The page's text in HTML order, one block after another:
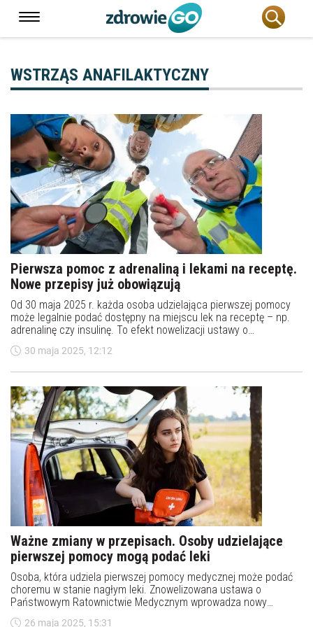
WSTRZĄS ANAFILAKTYCZNY
Pierwsza pomoc z adrenaliną i lekami na receptę.
Nowe przepisy już obowiązują
Od 30 maja 2025 r. każda osoba udzielająca pierwszej pomocy
może legalnie podać dostępny na miejscu lek na receptę – np.
adrenalinę czy insulinę. To efekt nowelizacji ustawy o
Państwowym Ratownictwie Medycznym. Co dokładnie się
zmieniło i co to oznacza dla rodziców, nauczycieli i świadków
30 maja 2025, 12:12
Ważne zmiany w przepisach. Osoby udzielające
pierwszej pomocy mogą podać leki
Osoba, która udziela pierwszej pomocy medycznej może podać
choremu w stanie nagłym leki. Znowelizowana ustawa o
Państwowym Ratownictwie Medycznym wprowadza nowy
przepis. Ma on szczególnie duże znaczenie dla osób cierpiących
26 maja 2025, 15:31